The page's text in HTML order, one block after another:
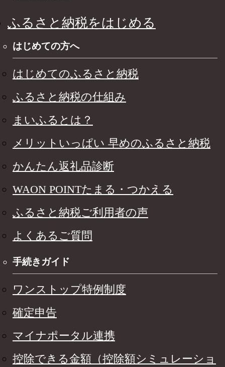
ふるさと納税をはじめる
はじめての方へ
はじめてのふるさと納税
ふるさと納税の仕組み
まいふるとは？
メリットいっぱい 早めのふるさと納税
かんたん返礼品診断
WAON POINTたまる・つかえる
ふるさと納税ご利用者の声
よくあるご質問
手続きガイド
ワンストップ特例制度
確定申告
マイナポータル連携
控除できる金額（控除額シミュレーショ